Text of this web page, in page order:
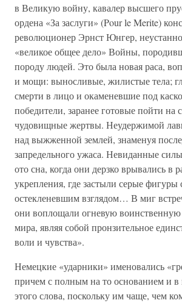
в Великую войну, кавалер высшего
ордена «За заслуги» (Pour le Merite)
революционер Эрнст Юнгер,
«великое общее дело» Войны,
породу людей. Это была новая раса,
и мощи: выносливые, жилистые тела;
смерти в лицо и окаменевшие под
победители, заранее готовые пойти на
чудовищные жертвы. Неудержимой
над выжженной землей, знаменуя
запредельного ужаса. Невиданные
ото сна, когда они дерзко врывались в
укрепления, где застыли серые
остекленевшим взглядом… В миг
они воплощали огневую
мира, являя собой пронзительное
воли и чувства».
Немецкие «ударники» именовались
причем с полным на то основанием и
этого слова, поскольку им чаще, чем